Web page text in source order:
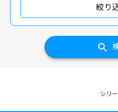
絞り
シリ